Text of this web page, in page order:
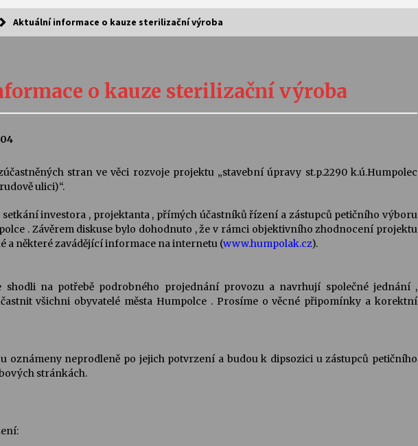
a Sukuba Ensemble
2026
Stávám se kapkou
30. 7. 2026
na integrační festival
šedesátka: 28. 7.–1. 8.
2026
2026
17. 7. 2026
2026 3. 7. 2026
Aktuální informace o kauze sterilizační výroba
o kauze sterilizační výroba
stran ve věci rozvoje projektu „stavební úpravy st.p.2290 k.ú.Humpolec
ulici)“.
investora , projektanta , přímých účastníků řízení a zástupců petičního výboru
. Závěrem diskuse bylo dohodnuto , že v rámci objektivního zhodnocení projektu
a některé zavádějící informace na internetu (www.humpolak.cz).
shodli na potřebě podrobného projednání provozu a navrhují společné jednání ,
všichni obyvatelé města Humpolce . Prosíme o věcné připomínky a korektní
oznámeny neprodleně po jejich potvrzení a budou k dipsozici u zástupců petičního
stránkách.